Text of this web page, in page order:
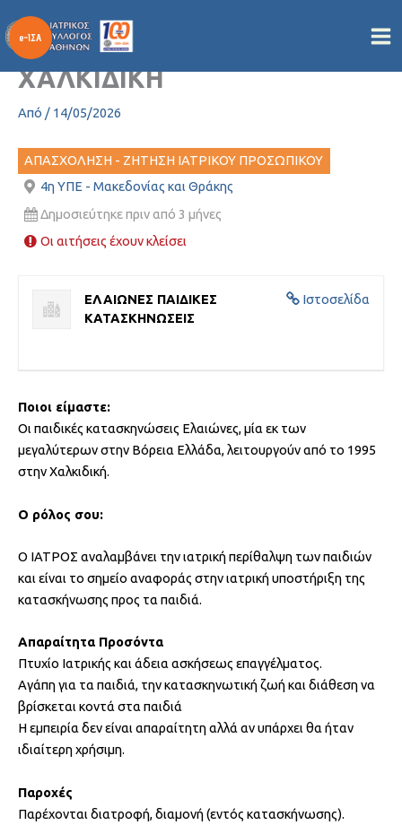
στο
περιεχόμενο
ΖΗΤΕΙΤΑΙ ΙΑΤΡΟΣ –
ΚΑΤΑΣΚΗΝΩΣΗ ΕΛΑΙΩΝΕΣ
ΧΑΛΚΙΔΙΚΗ
Από / 14/05/2026
ΑΠΑΣΧΟΛΗΣΗ - ΖΗΤΗΣΗ ΙΑΤΡΙΚΟΥ ΠΡΟΣΩΠΙΚΟΥ
4η ΥΠΕ - Μακεδονίας και Θράκης
Δημοσιεύτηκε πριν από 3 μήνες
Οι αιτήσεις έχουν κλείσει
Ιστοσελίδα
EΛΑΙΩΝΕΣ ΠΑΙΔΙΚΕΣ
ΚΑΤΑΣΚΗΝΩΣΕΙΣ
Ποιοι είμαστε:
Οι παιδικές κατασκηνώσεις Ελαιώνες, μία εκ των
μεγαλύτερων στην Βόρεια Ελλάδα, λειτουργούν από το 1995
στην Χαλκιδική.
Ο ρόλος σου:
Ο ΙΑΤΡΟΣ αναλαμβάνει την ιατρική περίθαλψη των παιδιών
και είναι το σημείο αναφοράς στην ιατρική υποστήριξη της
κατασκήνωσης προς τα παιδιά.
Απαραίτητα Προσόντα
Πτυχίο Ιατρικής και άδεια ασκήσεως επαγγέλματος.
Αγάπη για τα παιδιά, την κατασκηνωτική ζωή και διάθεση να
βρίσκεται κοντά στα παιδιά
Η εμπειρία δεν είναι απαραίτητη αλλά αν υπάρχει θα ήταν
ιδιαίτερη χρήσιμη.
Παροχές
Παρέχονται διατροφή, διαμονή (εντός κατασκήνωσης).